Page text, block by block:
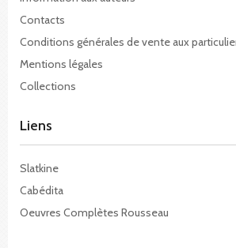
Contacts
Conditions générales de vente aux
Mentions légales
Collections
Liens
Slatkine
Cabédita
Oeuvres Complètes Rousseau